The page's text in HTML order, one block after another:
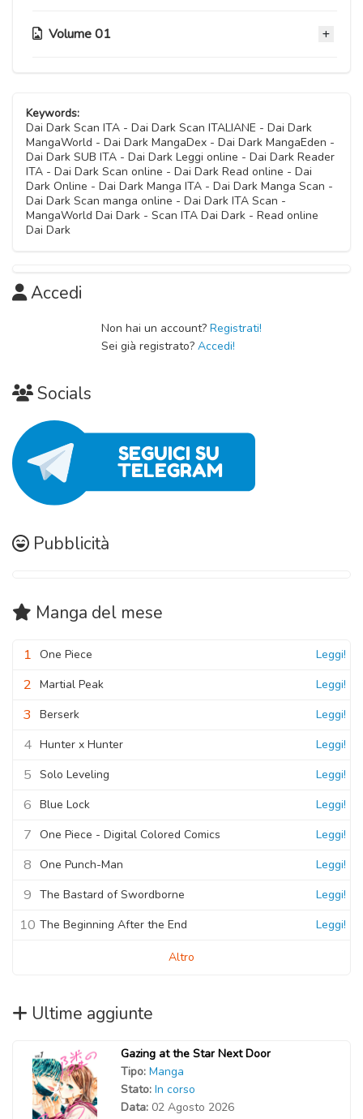
Capitolo 45
25 Settembre 2024
Capitolo 39
05 Luglio 2023
Capitolo 34
Capitolo 32
26 Ottobre 2022
Capitolo 31
Capitolo 26
12 Gennaio 2022
Capitolo 25
29 Settembre 2021
Capitolo 22
04 Agosto 2021
Capitolo 21
30 Giugno 2021
28 Aprile 2021
Capitolo 17
13 Gennaio 2021
Capitolo 16
25 Novembre 2020
Capitolo 15
Capitolo 14
Capitolo 12.5
09 Novembre 2020
Capitolo 11
09 Novembre 2020
Capitolo 10
Capitolo 08
Capitolo 07
Capitolo 06.5
09 Novembre 2020
Volume 01
Capitolo 04
09 Novembre 2020
Capitolo 03
Capitolo 01
Keywords:
Dai Dark Scan ITA - Dai Dark Scan ITALIANE - Dai Dark
MangaWorld - Dai Dark MangaDex - Dai Dark MangaEden -
Dai Dark SUB ITA - Dai Dark Leggi online - Dai Dark Reader
ITA - Dai Dark Scan online - Dai Dark Read online - Dai
Dark Online - Dai Dark Manga ITA - Dai Dark Manga Scan -
Dai Dark Scan manga online - Dai Dark ITA Scan -
MangaWorld Dai Dark - Scan ITA Dai Dark - Read online
Dai Dark
Accedi
Non hai un account? Registrati!
Sei già registrato? Accedi!
Socials
Pubblicità
Manga del mese
1 One Piece Leggi!
2 Martial Peak Leggi!
3 Berserk Leggi!
4 Hunter x Hunter Leggi!
5 Solo Leveling Leggi!
6 Blue Lock Leggi!
7 One Piece - Digital Colored Comics Leggi!
8 One Punch-Man Leggi!
9 The Bastard of Swordborne Leggi!
10 The Beginning After the End Leggi!
Altro
Ultime aggiunte
Gazing at the Star Next Door
Tipo: Manga
Stato: In corso
Data: 02 Agosto 2026